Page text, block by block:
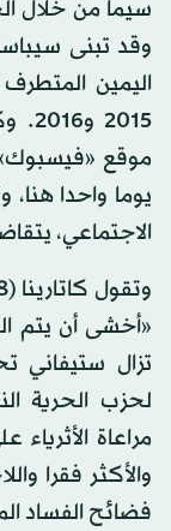
سيما من خلال
وقد تبنى
اليمين
موقع
يوما واحدا
الاجتماعي،
«أخشى أن يتم
تزال ستيفاني
لحزب الحرية
مراعاة
والأكثر فقرا
فضائح الفساد